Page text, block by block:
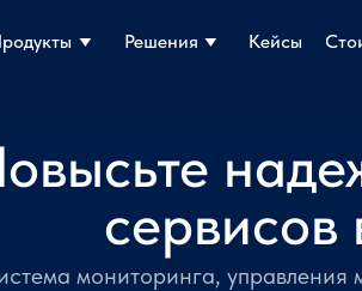
Кейсы
Решения Кейсы
Решения
мониторинга,
сервисов